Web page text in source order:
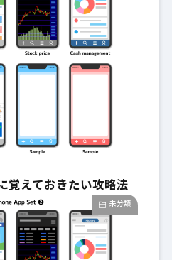
覚えておきたい攻略法
未分類